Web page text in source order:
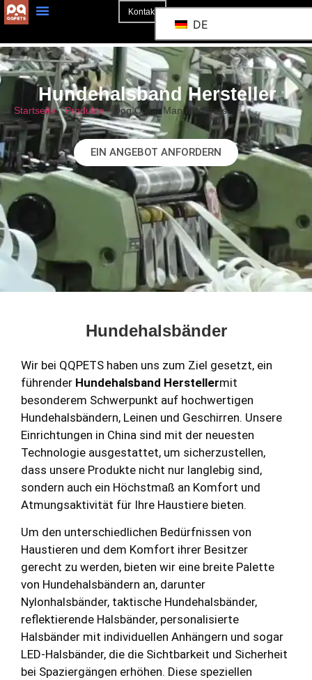
Kontakt
DE
Hundehalsband Hersteller
Startseite"Produkte" Dog Collar Manufacturers
EIN ANGEBOT ANFORDERN
Hundehalsbänder
Wir bei QQPETS haben uns zum Ziel gesetzt, ein
führender Hundehalsband Herstellermit
besonderem Schwerpunkt auf hochwertigen
Hundehalsbändern, Leinen und Geschirren. Unsere
Einrichtungen in China sind mit der neuesten
Technologie ausgestattet, um sicherzustellen,
dass unsere Produkte nicht nur langlebig sind,
sondern auch ein Höchstmaß an Komfort und
Atmungsaktivität für Ihre Haustiere bieten.
Um den unterschiedlichen Bedürfnissen von
Haustieren und dem Komfort ihrer Besitzer
gerecht zu werden, bieten wir eine breite Palette
von Hundehalsbändern an, darunter
Nylonhalsbänder, taktische Hundehalsbänder,
reflektierende Halsbänder, personalisierte
Halsbänder mit individuellen Anhängern und sogar
LED-Halsbänder, die die Sichtbarkeit und Sicherheit
bei Spaziergängen erhöhen. Diese speziellen